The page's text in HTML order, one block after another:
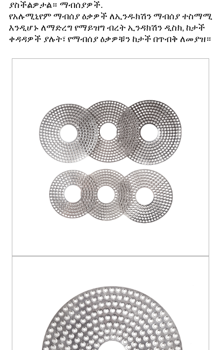
ያስችልዎታል። ማብሰያዎች.
የአሉሚኒየም ማብሰያ ዕቃዎች ለኢንዱክሽን ማብሰያ ተስማሚ
እንዲሆኑ ለማድረግ የማይዝግ ብረት ኢንዳክሽን ዲስክ, ከታች
ቀዳዳዎች ያሉት፣ የማብሰያ ዕቃዎቹን ከታች በጥብቅ ለመያዝ።